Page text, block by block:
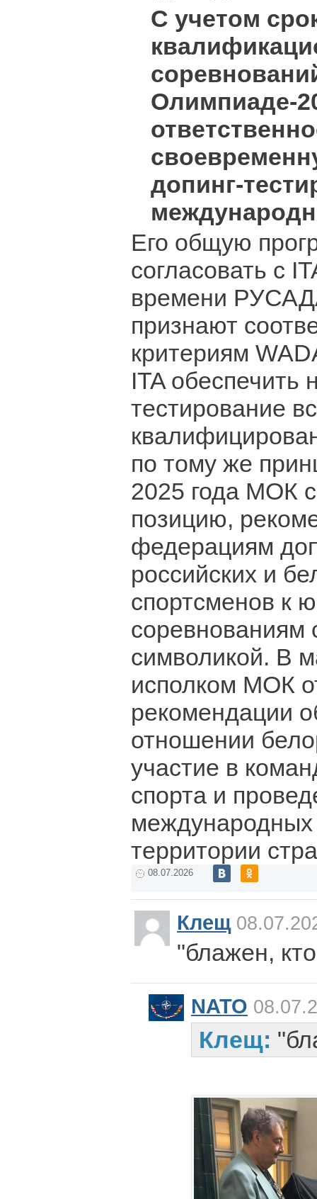
С учетом
Олимпиаде-
допинг-
Его общую
согласовать с
времени
признают
критериям
ITA обеспечить
тестирование
по тому же
2025 года МОК
позицию,
федерациям
российских и
спортсменов к
соревнованиям
символикой. В
исполком МОК
рекомендации
отношении
участие в
спорта и
территории
08.07.2026
Клещ
"блажен,
NATO
Клещ: